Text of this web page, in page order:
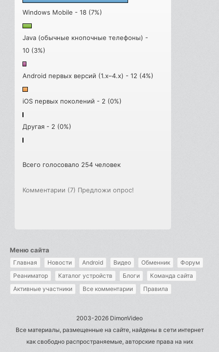
Windows Mobile - 18 (7%)
Java (обычные кнопочные телефоны) -
10 (3%)
Android первых версий (1.x–4.x) - 12 (4%)
iOS первых поколений - 2 (0%)
Другая - 2 (0%)
Всего голосовало 254 человек
Комментарии (7) Предложи опрос!
Меню сайта
Главная Новости Android Видео Обменник
Форум
Реаниматор
Каталог устройств Блоги
Команда сайта
Активные участники
Все комментарии Правила
2003-2026 DimonVideo
Все материалы, размещенные на сайте, найдены в сети интернет
как свободно распространяемые, авторские права на них